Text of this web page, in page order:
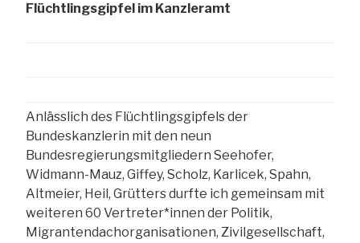
Flüchtlingsgipfel im Kanzleramt
Anlässlich des Flüchtlingsgipfels der
Bundeskanzlerin mit den neun
Bundesregierungsmitgliedern Seehofer,
Widmann-Mauz, Giffey, Scholz, Karlicek, Spahn,
Altmeier, Heil, Grütters durfte ich gemeinsam mit
weiteren 60 Vertreter*innen der Politik,
Migrantendachorganisationen, Zivilgesellschaft,